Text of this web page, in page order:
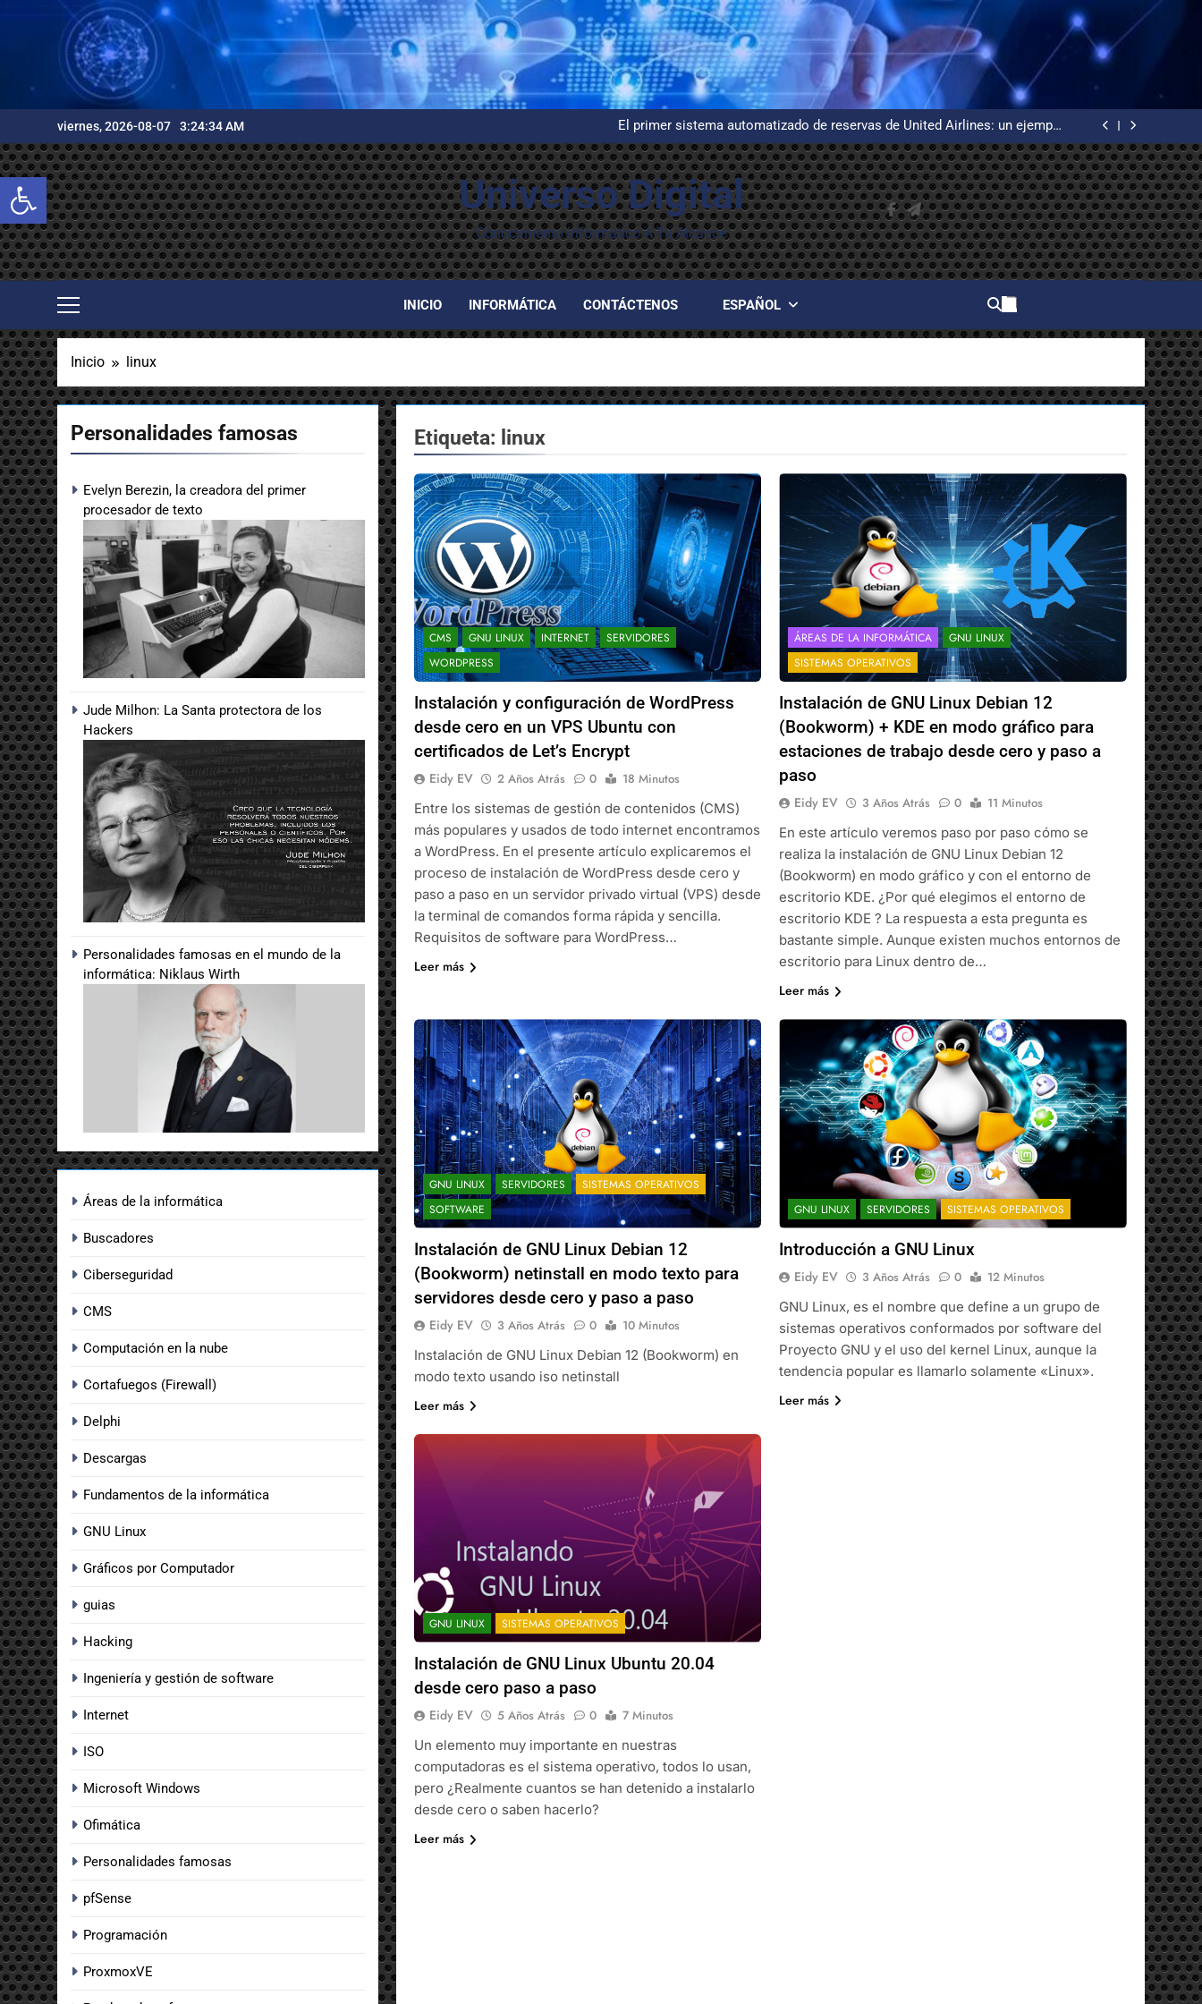
Abrir barra de herramientas
viernes, 2026-08-07 3:24:35 AM
Instalación y configuración de WordPress desde cero en un VPS Ubuntu con
certificados de Let’s Encrypt
Guía básica de redes informáticas desde cero
El primer sistema automatizado de reservas de United Airlines: un ejemplo
de alta disponibilidad
Evelyn Berezin, la creadora del primer procesador de texto
Instalación y configuración de WordPress desde cero en un VPS Ubuntu con
certificados de Let’s Encrypt
Guía básica de redes informáticas desde cero
El primer sistema automatizado de reservas de United Airlines: un ejemplo
de alta disponibilidad
Evelyn Berezin, la creadora del primer procesador de texto
Instalación y configuración de WordPress desde cero en un VPS Ubuntu con
certificados de Let’s Encrypt
Universo Digital
Conocimiento Informático A Tu Alcance
INICIO INFORMÁTICA CONTÁCTENOS ESPAÑOL
Inicio linux
Personalidades famosas
Evelyn Berezin, la creadora del primer
procesador de texto
Jude Milhon: La Santa protectora de los
Hackers
Personalidades famosas en el mundo de la
informática: Niklaus Wirth
Áreas de la informática
Buscadores
Ciberseguridad
CMS
Computación en la nube
Cortafuegos (Firewall)
Delphi
Descargas
Fundamentos de la informática
GNU Linux
Gráficos por Computador
guias
Hacking
Ingeniería y gestión de software
Internet
ISO
Microsoft Windows
Ofimática
Personalidades famosas
pfSense
Programación
ProxmoxVE
Etiqueta: linux
CMS GNU LINUX INTERNET
SERVIDORES
WORDPRESS
Instalación y configuración de WordPress
desde cero en un VPS Ubuntu con
certificados de Let’s Encrypt
Eidy EV 2 Años Atrás 0
18 Minutos
Entre los sistemas de gestión de contenidos (CMS)
más populares y usados de todo internet encontramos
a WordPress. En el presente artículo explicaremos el
proceso de instalación de WordPress desde cero y
paso a paso en un servidor privado virtual (VPS) desde
la terminal de comandos forma rápida y sencilla.
Requisitos de software para WordPress…
Leer más
ÁREAS DE LA INFORMÁTICA
GNU LINUX
SISTEMAS OPERATIVOS
Instalación de GNU Linux Debian 12
(Bookworm) + KDE en modo gráfico para
estaciones de trabajo desde cero y paso a
paso
Eidy EV 3 Años Atrás 0
11 Minutos
En este artículo veremos paso por paso cómo se
realiza la instalación de GNU Linux Debian 12
(Bookworm) en modo gráfico y con el entorno de
escritorio KDE. ¿Por qué elegimos el entorno de
escritorio KDE ? La respuesta a esta pregunta es
bastante simple. Aunque existen muchos entornos de
escritorio para Linux dentro de…
Leer más
GNU LINUX SERVIDORES
SISTEMAS OPERATIVOS
SOFTWARE
Instalación de GNU Linux Debian 12
(Bookworm) netinstall en modo texto para
servidores desde cero y paso a paso
Eidy EV 3 Años Atrás 0
10 Minutos
Instalación de GNU Linux Debian 12 (Bookworm) en
modo texto usando iso netinstall
Leer más
GNU LINUX SERVIDORES SISTEMAS OPERATIVOS
Introducción a GNU Linux
Eidy EV 3 Años Atrás 0
12 Minutos
GNU Linux, es el nombre que define a un grupo de
sistemas operativos conformados por software del
Proyecto GNU y el uso del kernel Linux, aunque la
tendencia popular es llamarlo solamente «Linux».
Leer más
GNU LINUX SISTEMAS OPERATIVOS
Instalación de GNU Linux Ubuntu 20.04
desde cero paso a paso
Eidy EV 5 Años Atrás 0
7 Minutos
Un elemento muy importante en nuestras
computadoras es el sistema operativo, todos lo usan,
pero ¿Realmente cuantos se han detenido a instalarlo
desde cero o saben hacerlo?
Leer más